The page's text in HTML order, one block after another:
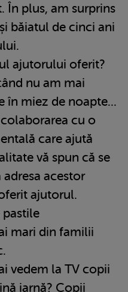
În plus, am surprins
băiatul de cinci ani
ajutorului oferit?
nu am mai
în miez de noapte...
cu o
care ajută
vă spun că se
acestor
ajutorul.
mari din familii
vedem la TV copii
iarnă? Copii